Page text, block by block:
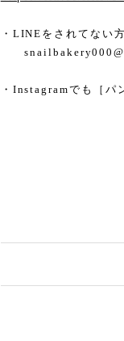
・LINEをされてない
・Instagramでも［パ